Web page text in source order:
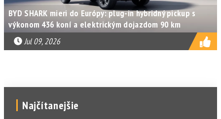
BYD SHARK mieri do Európy: plug-in hybridný pickup s
výkonom 436 koní a elektrickým dojazdom 90 km
Jul 09, 2026
Najčítanejšie